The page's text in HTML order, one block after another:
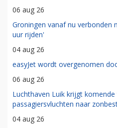
06 aug 26
Groningen vanaf nu verbonden
uur rijden'
04 aug 26
easyJet wordt overgenomen
06 aug 26
Luchthaven Luik krijgt
passagiersvluchten naar
04 aug 26